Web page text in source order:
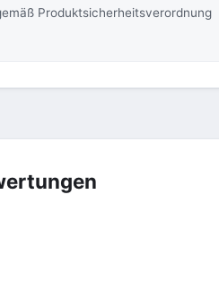
Produktsicherheitsverordnung
und